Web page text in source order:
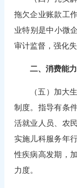
拖欠企业账款工
业特别是中小微
审计监督，强化
二、消费能
（五）加大
制度。指导有条
活就业人员、农
实施儿科服务年
性疾病高发期，
力度。